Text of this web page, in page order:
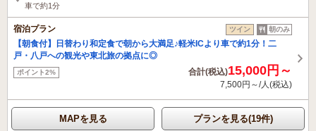
車で約1分
宿泊プラン ツイン 朝のみ
【朝食付】日替わり和定食で朝から大満足♪軽米ICより車で約1分！二
戸・八戸への観光や東北旅の拠点に◎
ポイント2% 合計(税込)15,000円～
7,500円～/人(税込)
MAPを見る プランを見る(19件)